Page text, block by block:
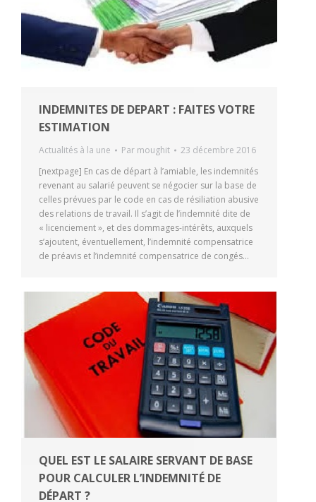
INDEMNITES DE DEPART : FAITES VOTRE
ESTIMATION
Actualités à la une Par moughit
23 décembre 2016
[nextpage] En cas de départ à l’amiable, les indemnités
revenant au salarié peuvent se négocier sur la base de
celles prévues par le code en cas de résiliation abusive
des relations de travail. Il s’agit de l’indemnité dite de
« licenciement », et des dommages-intérêts, auxquels
s’ajoutent, éventuellement, l’indemnité compensatrice
de préavis et l’indemnité compensatrice de congés…
QUEL EST LE SALAIRE SERVANT DE BASE
POUR CALCULER L’INDEMNITÉ DE
DÉPART ?